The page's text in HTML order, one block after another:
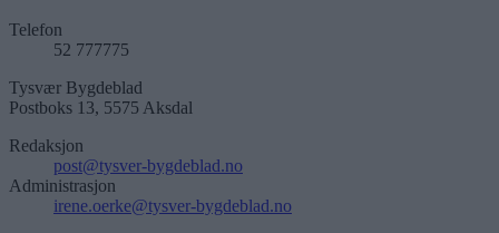
Telefon
52 777775
Tysvær Bygdeblad
Postboks 13, 5575 Aksdal
Redaksjon
post@tysver-bygdeblad.no
Administrasjon
irene.oerke@tysver-bygdeblad.no